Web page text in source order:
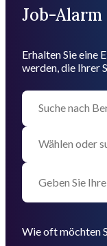
Job-Alarm
Erhalten Sie eine
werden, die Ihrer
Wie oft möchten